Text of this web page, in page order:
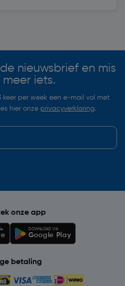
nieuwsbrief en mis
iets.
per week een e-mail vol met
hier onze privacyverklaring.
onze app
DOWNLOAD VIA
Google Play
betaling